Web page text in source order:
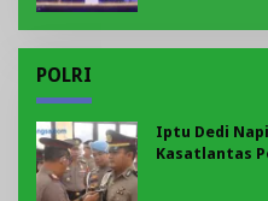
POLRI
Iptu Dedi
Kasatlantas